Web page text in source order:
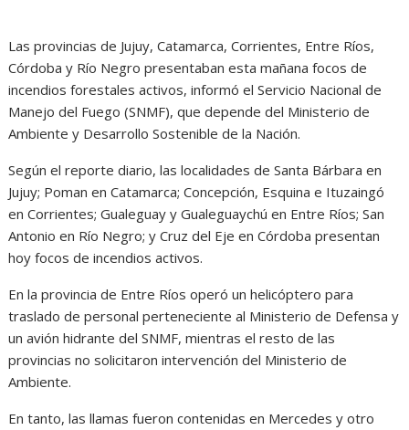
Las provincias de Jujuy, Catamarca, Corrientes, Entre Ríos,
Córdoba y Río Negro presentaban esta mañana focos de
incendios forestales activos, informó el Servicio Nacional de
Manejo del Fuego (SNMF), que depende del Ministerio de
Ambiente y Desarrollo Sostenible de la Nación.
Según el reporte diario, las localidades de Santa Bárbara en
Jujuy; Poman en Catamarca; Concepción, Esquina e Ituzaingó
en Corrientes; Gualeguay y Gualeguaychú en Entre Ríos; San
Antonio en Río Negro; y Cruz del Eje en Córdoba presentan
hoy focos de incendios activos.
En la provincia de Entre Ríos operó un helicóptero para
traslado de personal perteneciente al Ministerio de Defensa y
un avión hidrante del SNMF, mientras el resto de las
provincias no solicitaron intervención del Ministerio de
Ambiente.
En tanto, las llamas fueron contenidas en Mercedes y otro